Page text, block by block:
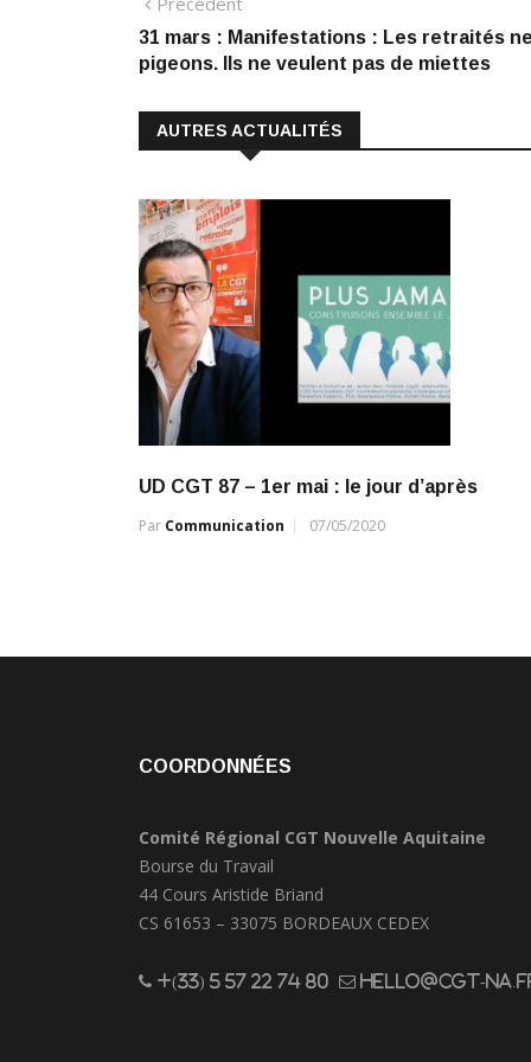
e
b
o
k
e
n
at
s
p
ai
l
p
y
de
précédent
31 mars : Manifestations : Les retraités
pigeons. Ils ne veulent pas de miettes
AUTRES ACTUALITÉS
UD CGT 87 – 1er mai : le jour d’après
Par Communication 07/05/2020
COORDONNÉES
Comité Régional CGT Nouvelle Aquitaine
Bourse du Travail
44 Cours Aristide Briand
CS 61653 – 33075 BORDEAUX CEDEX
+(33) 5 57 22 74 80 hello@cgt-